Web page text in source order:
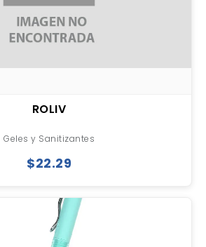
ROLIV
Geles y Sanitizantes
$22.29